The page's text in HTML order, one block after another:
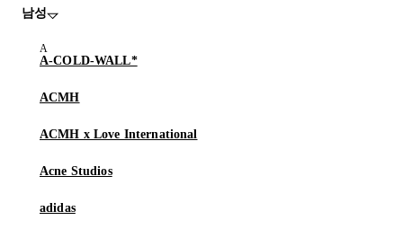
남성
A-COLD-WALL*
ACMH
ACMH x Love International
Acne Studios
adidas